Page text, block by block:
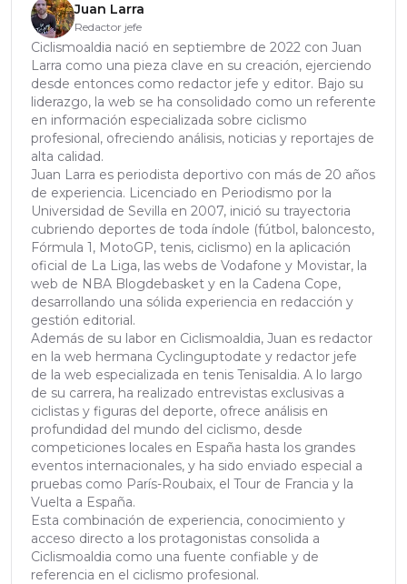
Juan Larra
Redactor jefe
Ciclismoaldia nació en septiembre de 2022 con Juan
Larra como una pieza clave en su creación, ejerciendo
desde entonces como redactor jefe y editor. Bajo su
liderazgo, la web se ha consolidado como un referente
en información especializada sobre ciclismo
profesional, ofreciendo análisis, noticias y reportajes de
alta calidad.
Juan Larra es periodista deportivo con más de 20 años
de experiencia. Licenciado en Periodismo por la
Universidad de Sevilla en 2007, inició su trayectoria
cubriendo deportes de toda índole (fútbol, baloncesto,
Fórmula 1, MotoGP, tenis, ciclismo) en la aplicación
oficial de La Liga, las webs de Vodafone y Movistar, la
web de NBA Blogdebasket y en la Cadena Cope,
desarrollando una sólida experiencia en redacción y
gestión editorial.
Además de su labor en Ciclismoaldia, Juan es redactor
en la web hermana Cyclinguptodate y redactor jefe
de la web especializada en tenis Tenisaldia. A lo largo
de su carrera, ha realizado entrevistas exclusivas a
ciclistas y figuras del deporte, ofrece análisis en
profundidad del mundo del ciclismo, desde
competiciones locales en España hasta los grandes
eventos internacionales, y ha sido enviado especial a
pruebas como París-Roubaix, el Tour de Francia y la
Vuelta a España.
Esta combinación de experiencia, conocimiento y
acceso directo a los protagonistas consolida a
Ciclismoaldia como una fuente confiable y de
referencia en el ciclismo profesional.